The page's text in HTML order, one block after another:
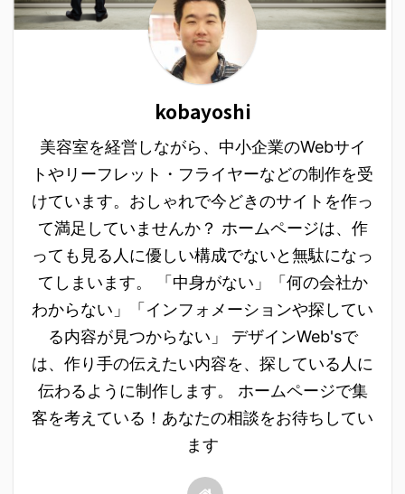
でもらえるか、だけを考
えてきた10数年ですが、
やはり消化できない矛盾
もありました。 価格の問
ス・時間となるべく髪に
いい状態 ...
kobayoshi
美容室を経営しながら、中小企業のWebサイ
トやリーフレット・フライヤーなどの制作を受
けています。おしゃれで今どきのサイトを作っ
て満足していませんか？ ホームページは、作
っても見る人に優しい構成でないと無駄になっ
てしまいます。 「中身がない」「何の会社か
わからない」「インフォメーションや探してい
る内容が見つからない」 デザインWeb'sで
は、作り手の伝えたい内容を、探している人に
伝わるように制作します。 ホームページで集
客を考えている！あなたの相談をお待ちしてい
ます